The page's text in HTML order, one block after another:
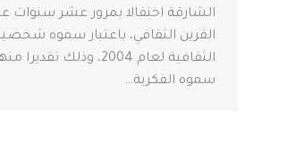
الشارقة احتفالا بمرور عشر سنوات
القرين الثقافي، باعتبار سموه
الثقافية لعام 2004، وذلك
سموه الفكرية…